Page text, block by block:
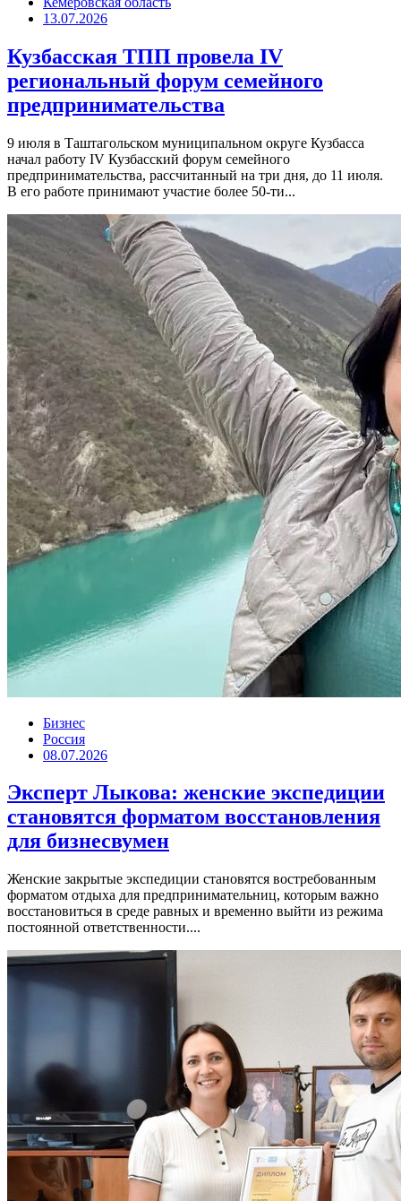
13.07.2026
Кузбасская ТПП провела IV
региональный форум семейного
предпринимательства
9 июля в Таштагольском муниципальном округе Кузбасса
начал работу IV Кузбасский форум семейного
предпринимательства, рассчитанный на три дня, до 11 июля.
В его работе принимают участие более 50-ти...
Бизнес
Россия
08.07.2026
Эксперт Лыкова: женские экспедиции
становятся форматом восстановления
для бизнесвумен
Женские закрытые экспедиции становятся востребованным
форматом отдыха для предпринимательниц, которым важно
восстановиться в среде равных и временно выйти из режима
постоянной ответственности....